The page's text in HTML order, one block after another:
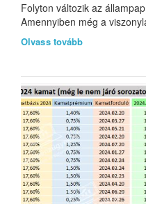
Folyton változik az
Amennyiben még a
Olvass tovább